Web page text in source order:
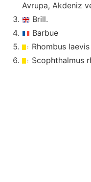
Avrupa, Akdeniz
Brill.
Barbue
Rhombus laevis
Scophthalmus